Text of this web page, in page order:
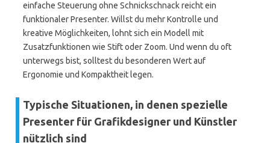
einfache Steuerung ohne Schnickschnack reicht ein
funktionaler Presenter. Willst du mehr Kontrolle und
kreative Möglichkeiten, lohnt sich ein Modell mit
Zusatzfunktionen wie Stift oder Zoom. Und wenn du oft
unterwegs bist, solltest du besonderen Wert auf
Ergonomie und Kompaktheit legen.
Typische Situationen, in denen spezielle
Presenter für Grafikdesigner und Künstler
nützlich sind